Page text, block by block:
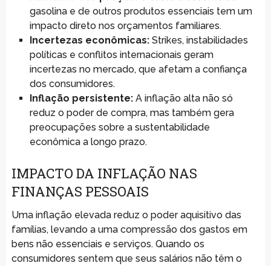
gasolina e de outros produtos essenciais tem um
impacto direto nos orçamentos familiares.
Incertezas econômicas:Strikes, instabilidades
políticas e conflitos internacionais geram
incertezas no mercado, que afetam a confiança
dos consumidores.
Inflação persistente:A inflação alta não só
reduz o poder de compra, mas também gera
preocupações sobre a sustentabilidade
econômica a longo prazo.
IMPACTO DA INFLAÇÃO NAS
FINANÇAS PESSOAIS
Uma inflação elevada reduz o poder aquisitivo das
famílias, levando a uma compressão dos gastos em
bens não essenciais e serviços. Quando os
consumidores sentem que seus salários não têm o